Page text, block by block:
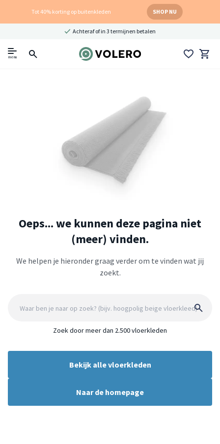
Tot 40% korting op buitenkleden SHOP NU
Achteraf of in 3 termijnen betalen
menu
Oeps... we kunnen deze pagina niet
(meer) vinden.
We helpen je hieronder graag verder om te vinden wat jij
zoekt.
Zoek door meer dan 2.500 vloerkleden
Bekijk alle vloerkleden
Naar de homepage